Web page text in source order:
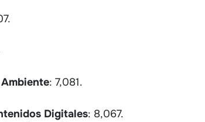
: 7,081.
Digitales: 8,067.